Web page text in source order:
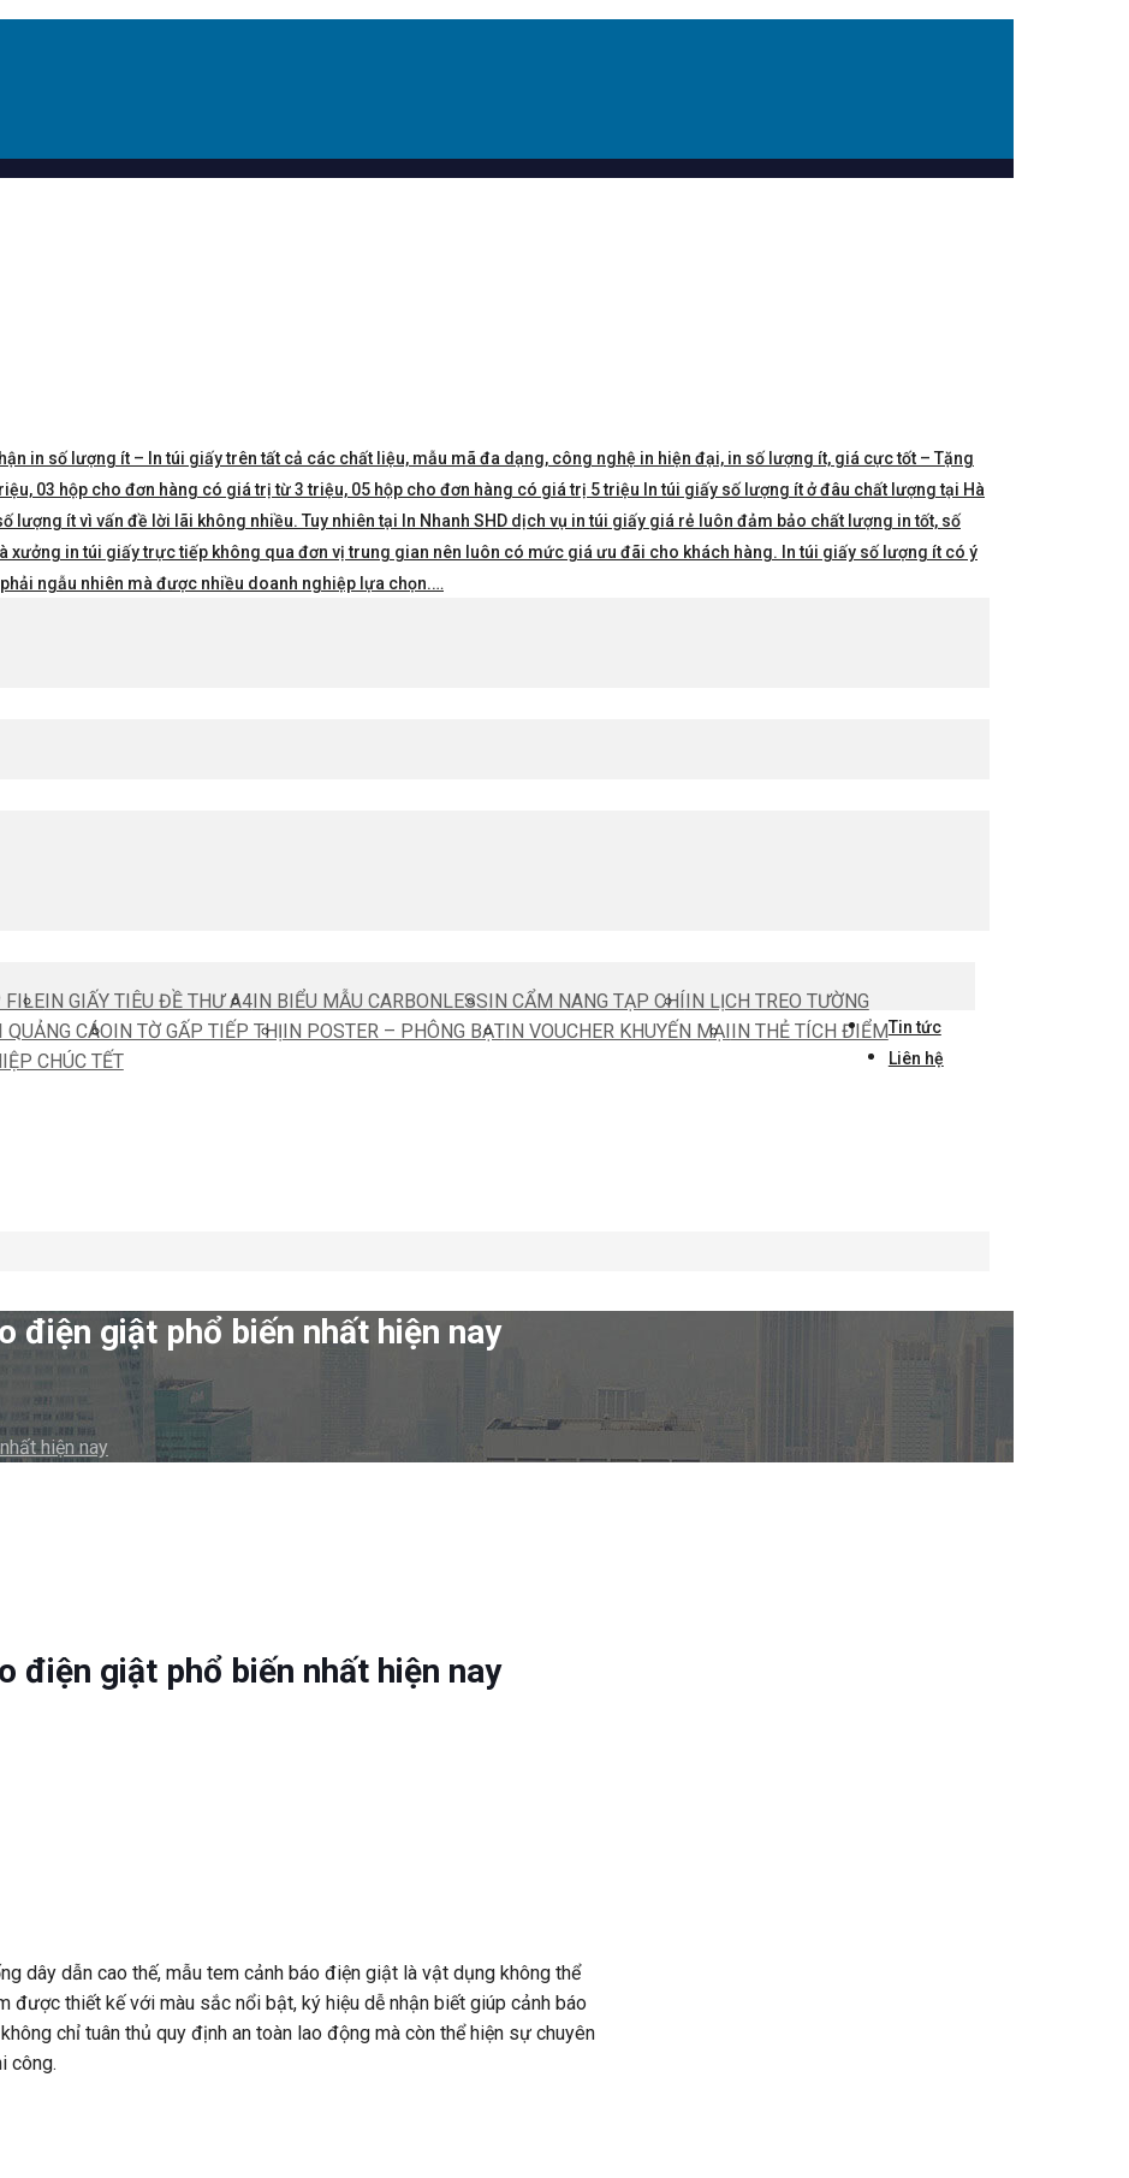
in số lượng ít – In túi giấy trên tất cả các chất liệu, mẫu mã đa dạng, công nghệ in hiện đại, in số lượng ít, giá cực tốt – Tặng
03 hộp cho đơn hàng có giá trị từ 3 triệu, 05 hộp cho đơn hàng có giá trị 5 triệu In túi giấy số lượng ít ở đâu chất lượng tại Hà
lượng ít vì vấn đề lời lãi không nhiều. Tuy nhiên tại In Nhanh SHD dịch vụ in túi giấy giá rẻ luôn đảm bảo chất lượng in tốt, số
xưởng in túi giấy trực tiếp không qua đơn vị trung gian nên luôn có mức giá ưu đãi cho khách hàng. In túi giấy số lượng ít có ý
ngẫu nhiên mà được nhiều doanh nghiệp lựa chọn.…
FILEIN GIẤY TIÊU ĐỀ THƯ A4IN BIỂU MẪU CARBONLESSIN CẨM NANG TẠP CHÍIN LỊCH TREO TƯỜNG
QUẢNG CÁOIN TỜ GẤP TIẾP THỊIN POSTER – PHÔNG BẠTIN VOUCHER KHUYẾN MẠIIN THẺ TÍCH ĐIỂM
CHÚC TẾT
Tin tức
Liên hệ
điện giật phổ biến nhất hiện nay
hiện nay
điện giật phổ biến nhất hiện nay
dây dẫn cao thế, mẫu tem cảnh báo điện giật là vật dụng không thể
được thiết kế với màu sắc nổi bật, ký hiệu dễ nhận biết giúp cảnh báo
chỉ tuân thủ quy định an toàn lao động mà còn thể hiện sự chuyên
công.